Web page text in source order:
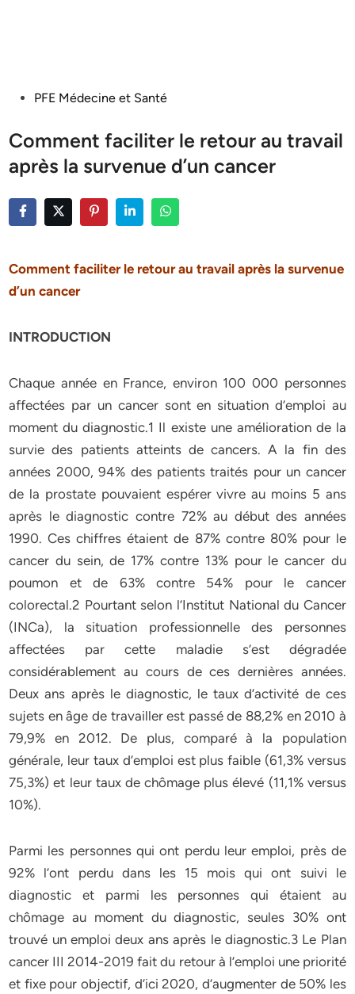
PostedPFE Médecine et Santé
Comment faciliter le retour au travail
après la survenue d’un cancer
Comment faciliter le retour au travail après la survenue
d’un cancer
INTRODUCTION
Chaque année en France, environ 100 000 personnes
affectées par un cancer sont en situation d’emploi au
moment du diagnostic.1 Il existe une amélioration de la
survie des patients atteints de cancers. A la fin des
années 2000, 94% des patients traités pour un cancer
de la prostate pouvaient espérer vivre au moins 5 ans
après le diagnostic contre 72% au début des années
1990. Ces chiffres étaient de 87% contre 80% pour le
cancer du sein, de 17% contre 13% pour le cancer du
poumon et de 63% contre 54% pour le cancer
colorectal.2 Pourtant selon l’Institut National du Cancer
(INCa), la situation professionnelle des personnes
affectées par cette maladie s’est dégradée
considérablement au cours de ces dernières années.
Deux ans après le diagnostic, le taux d’activité de ces
sujets en âge de travailler est passé de 88,2% en 2010 à
79,9% en 2012. De plus, comparé à la population
générale, leur taux d’emploi est plus faible (61,3% versus
75,3%) et leur taux de chômage plus élevé (11,1% versus
10%).
Parmi les personnes qui ont perdu leur emploi, près de
92% l’ont perdu dans les 15 mois qui ont suivi le
diagnostic et parmi les personnes qui étaient au
chômage au moment du diagnostic, seules 30% ont
trouvé un emploi deux ans après le diagnostic.3 Le Plan
cancer III 2014-2019 fait du retour à l’emploi une priorité
et fixe pour objectif, d’ici 2020, d’augmenter de 50% les